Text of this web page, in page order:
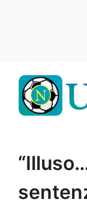
contenuto